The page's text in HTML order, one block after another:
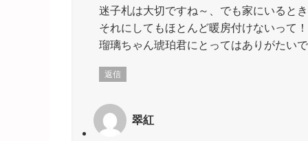
迷子札は大切ですね～、でも家にいると
それにしてもほとんど暖房付けないって
瑠璃ちゃん琥珀君にとってはありがたい
返信
翠紅